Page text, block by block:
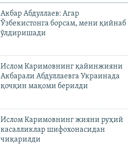
Акбар Абдуллаев: Агар
Ўзбекистонга борсам, мени қийнаб
ўлдиришади
Ислом Каримовнинг қайинжияни
Акбарали Абдуллаевга Украинада
қочқин мақоми берилди
Ислом Каримовнинг жияни руҳий
касалликлар шифохонасидан
чиқарилди